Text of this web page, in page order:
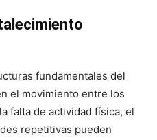
fundamentales del
el movimiento entre los
falta de actividad física, el
repetitivas pueden